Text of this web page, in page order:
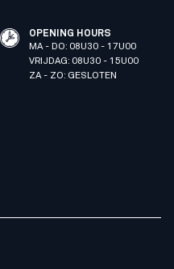
OPENING HOURS
MA - DO: 08U30 - 17U00
VRIJDAG: 08U30 - 15U00
ZA - ZO: GESLOTEN